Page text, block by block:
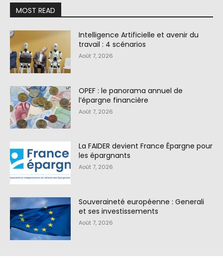
MOST READ
Intelligence Artificielle et avenir du
travail : 4 scénarios
Août 7, 2026
OPEF : le panorama annuel de
l’épargne financière
Août 7, 2026
La FAIDER devient France Épargne pour
les épargnants
Août 7, 2026
Souveraineté européenne : Generali
et ses investissements
Août 7, 2026